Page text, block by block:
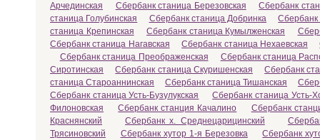
Арчединская
Сбербанк станица Березовская
Сбербанк
станица Голубинская
Сбербанк станица Добринка
Сбербанк
станица Крепинская
Сбербанк станица Кумылженская
Сбербанк станица Нагавская
Сбербанк станица Нехаевская
Сбербанк станица Преображенская
Сбербанк станица
Сиротинская
Сбербанк станица Скуришенская
Сбербанк
станица Староаннинская
Сбербанк станица Тишанская
Сбербанк станица Усть-Бузулукская
Сбербанк станица Усть-
Филоновская
Сбербанк станция Качалино
Сбербанк
Краснянский
Сбербанк х. Среднецарицинский
Трясиновский
Сбербанк хутор 1-я Березовка
Сбербанк